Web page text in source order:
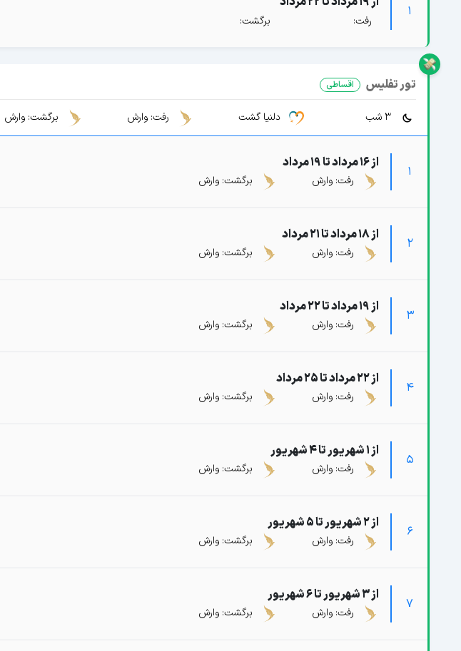
1
رفت: برگشت:
تور تفلیس اقساطی
دلنیا گشت رفت: وارش برگشت: وارش
1
از 16 مرداد تا 19 مرداد
رفت: وارش برگشت: وارش
2
از 18 مرداد تا 21 مرداد
رفت: وارش برگشت: وارش
3
از 19 مرداد تا 22 مرداد
رفت: وارش برگشت: وارش
4
از 22 مرداد تا 25 مرداد
رفت: وارش برگشت: وارش
5
از 1 شهریور تا 4 شهریور
رفت: وارش برگشت: وارش
6
از 2 شهریور تا 5 شهریور
رفت: وارش برگشت: وارش
7
از 3 شهریور تا 6 شهریور
رفت: وارش برگشت: وارش